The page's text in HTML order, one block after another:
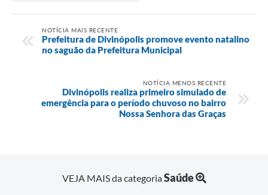
NOTÍCIA MAIS RECENTE
Prefeitura de Divinópolis promove evento natalino
no saguão da Prefeitura Municipal
NOTÍCIA MENOS RECENTE
Divinópolis realiza primeiro simulado de
emergência para o período chuvoso no bairro
Nossa Senhora das Graças
VEJA MAIS da categoriaSaúde